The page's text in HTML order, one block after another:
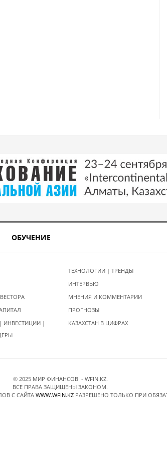
ОБУЧЕНИЕ
ИНВЕСТИЦИИ |
ТЕХНОЛОГИИ | ТРЕНДЫ
ИНТЕРВЬЮ
МНЕНИЯ И КОММЕНТАРИИ
ПРОГНОЗЫ
КАЗАХСТАН В ЦИФРАХ
© 2025 МИР ФИНАНСОВ - WFIN.KZ.
ВСЕ ПРАВА ЗАЩИЩЕНЫ ЗАКОНОМ.
C САЙТА WWW.WFIN.KZ РАЗРЕШЕНО ТОЛЬКО ПРИ